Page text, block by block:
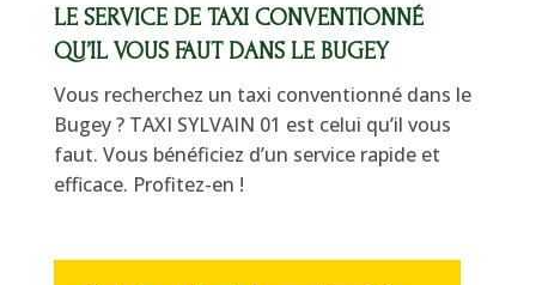
LE SERVICE DE TAXI CONVENTIONNÉ
QU’IL VOUS FAUT DANS LE BUGEY
Vous recherchez un taxi conventionné dans le
Bugey ? TAXI SYLVAIN 01 est celui qu’il vous
faut. Vous bénéficiez d’un service rapide et
efficace. Profitez-en !